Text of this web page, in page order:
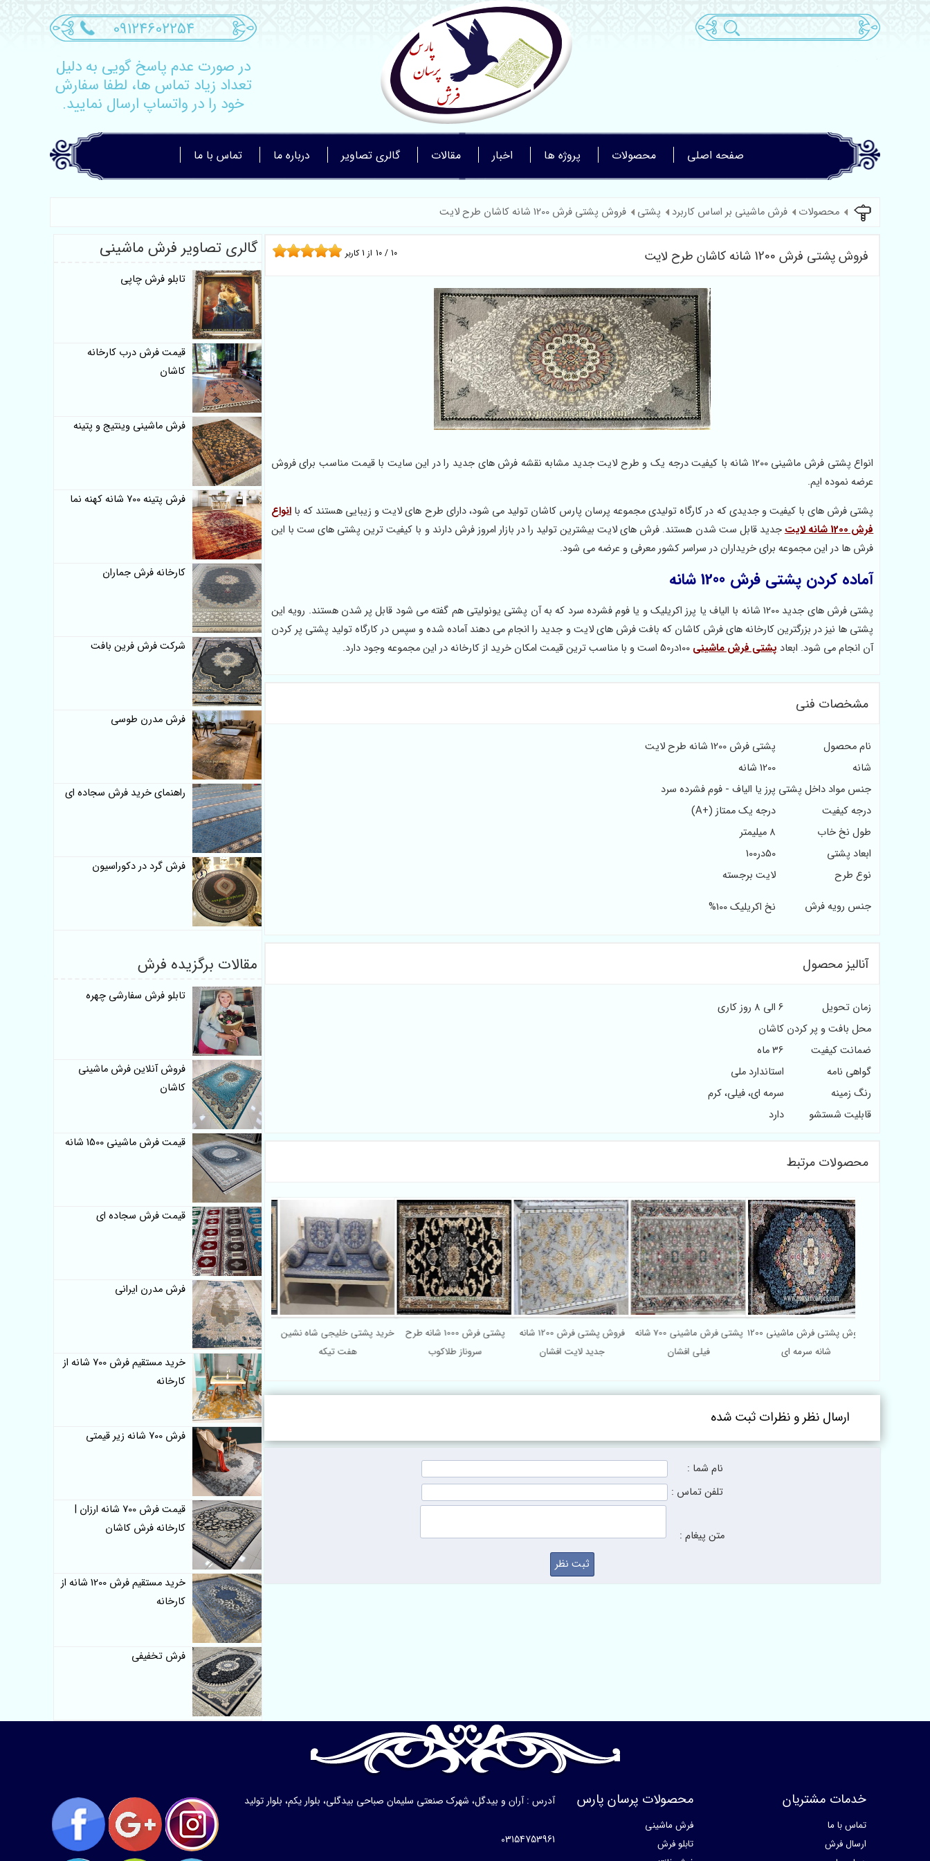
09124602254
در صورت عدم پاسخ گویی به دلیل
تعداد زیاد تماس ها، لطفا سفارش
خود را در واتساپ ارسال نمایید.
صفحه اصلی محصولات پروژه ها اخبار مقالات گالری تصاویر درباره ما تماس با ما
محصولات فرش ماشینی بر اساس کاربرد پشتی فروش پشتی فرش 1200 شانه کاشان طرح لایت
فروش پشتی فرش 1200 شانه کاشان طرح لایت 10 / 10 از 1کاربر
انواع پشتی فرش ماشینی 1200 شانه با کیفیت درجه یک و طرح لایت جدید مشابه نقشه فرش های جدید را در این سایت با قیمت مناسب برای فروش
عرضه نموده ایم.
پشتی فرش های با کیفیت و جدیدی که در کارگاه تولیدی مجموعه پرسان پارس کاشان تولید می شود، دارای طرح های لایت و زیبایی هستند که باانواع
فرش 1200 شانه لایت
جدید قابل ست شدن هستند. فرش های لایت بیشترین تولید را در بازار امروز فرش دارند و با کیفیت ترین پشتی های ست با این
فرش ها در این مجموعه برای خریداران در سراسر کشور معرفی و عرضه می شود.
آماده کردن پشتی فرش 1200 شانه
پشتی فرش های جدید 1200 شانه با الیاف یا پرز اکریلیک و یا فوم فشرده سرد که به آن پشتی یونولیتی هم گفته می شود قابل پر شدن هستند. رویه این
پشتی ها نیز در بزرگترین کارخانه های فرش کاشان که بافت فرش های لایت و جدید را انجام می دهند آماده شده و سپس در کارگاه تولید پشتی پر کردن
آن انجام می شود. ابعادپشتی فرش ماشینی
مشخصات فنی
نام محصول
پشتی فرش 1200 شانه طرح لایت
شانه
1200 شانه
جنس مواد داخل پشتی پرز یا الیاف - فوم فشرده سرد
درجه کیفیت
درجه یک ممتاز (+A)
طول نخ خاب
8 میلیمتر
ابعاد پشتی
50در100
نوع طرح
لایت برجسته
جنس رویه فرش
نخ اکریلیک 100%
آنالیز محصول
زمان تحویل
6 الی 8 روز کاری
محل بافت و پر کردن کاشان
ضمانت کیفیت
36 ماه
گواهی نامه
استاندارد ملی
رنگ زمینه
سرمه ای، فیلی، کرم
قابلیت شستشو
دارد
محصولات مرتبط
طرح ماندگار
خرید پشتی خلیجی شاه نشین
هفت تیکه
پشتی فرش 1000 شانه طرح
سروناز طلاکوب
فروش پشتی فرش 1200 شانه
جدید لایت افشان
پشتی فرش ماشینی 700 شانه
فیلی افشان
فروش پشتی فرش ماشینی 1200
شانه سرمه ای
ارسال نظر و نظرات ثبت شده
نام شما :
تلفن تماس :
متن پیغام :
گالری تصاویر فرش ماشینی
تابلو فرش چاپی
قیمت فرش درب کارخانه
کاشان
فرش ماشینی وینتیج و پتینه
فرش پتینه 700 شانه کهنه نما
کارخانه فرش جماران
شرکت فرش فرین بافت
فرش مدرن طوسی
راهنمای خرید فرش سجاده ای
فرش گرد در دکوراسیون
مقالات برگزیده فرش
تابلو فرش سفارشی چهره
فروش آنلاین فرش ماشینی
کاشان
قیمت فرش ماشینی 1500 شانه
قیمت فرش سجاده ای
فرش مدرن ایرانی
خرید مستقیم فرش 700 شانه از
کارخانه
فرش 700 شانه زیر قیمتی
قیمت فرش 700 شانه ارزان |
کارخانه فرش کاشان
خرید مستقیم فرش 1200 شانه از
کارخانه
فرش تخفیفی
خدمات مشتریان
تماس با ما
ارسال فرش
محصولات پرسان پارس
فرش ماشینی
تابلو فرش
آدرس : آران و بیدگل، شهرک صنعتی سلیمان صباحی بیدگلی، بلوار یکم، بلوار تولید
03154753961